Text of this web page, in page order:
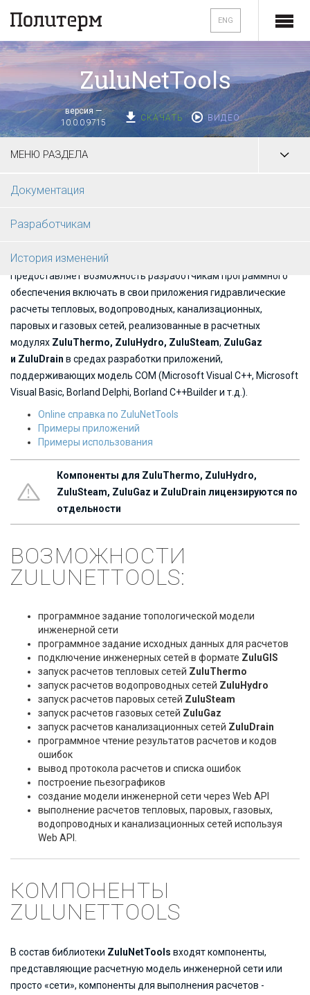
ENG
ZuluNetTools
версия —
10.0.0.9715
СКАЧАТЬ ВИДЕО
МЕНЮ РАЗДЕЛА
Документация
Разработчикам
История изменений
ZuluNetTools — ActiveX компоненты для расчетов
инженерных сетей
ZuluNetTools- библиотека ActiveX компонентов.
Предоставляет возможность разработчикам программного
обеспечения включать в свои приложения гидравлические
расчеты тепловых, водопроводных, канализационных,
паровых и газовых сетей, реализованные в расчетных
модулях ZuluThermo, ZuluHydro, ZuluSteam, ZuluGaz
и ZuluDrain в средах разработки приложений,
поддерживающих модель COM (Microsoft Visual C++, Microsoft
Visual Basic, Borland Delphi, Borland C++Builder и т.д.).
Online справка по ZuluNetTools
Примеры приложений
Примеры использования
Компоненты для ZuluThermo, ZuluHydro,
ZuluSteam, ZuluGaz и ZuluDrain лицензируются по
отдельности
ВОЗМОЖНОСТИ
ZULUNETTOOLS:
программное задание топологической модели
инженерной сети
программное задание исходных данных для расчетов
подключение инженерных сетей в формате ZuluGIS
запуск расчетов тепловых сетей ZuluThermo
запуск расчетов водопроводных сетей ZuluHydro
запуск расчетов паровых сетей ZuluSteam
запуск расчетов газовых сетей ZuluGaz
запуск расчетов канализационных сетей ZuluDrain
программное чтение результатов расчетов и кодов
ошибок
вывод протокола расчетов и списка ошибок
построение пьезографиков
создание модели инженерной сети через Web API
выполнение расчетов тепловых, паровых, газовых,
водопроводных и канализационных сетей используя
Web API.
КОМПОНЕНТЫ
ZULUNETTOOLS
В состав библиотеки ZuluNetTools входят компоненты,
представляющие расчетную модель инженерной сети или
просто «сети», компоненты для выполнения расчетов -